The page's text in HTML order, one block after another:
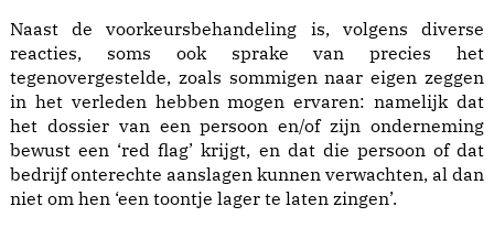
Naast de voorkeursbehandeling is, volgens diverse
reacties, soms ook sprake van precies het
tegenovergestelde, zoals sommigen naar eigen zeggen
in het verleden hebben mogen ervaren: namelijk dat
het dossier van een persoon en/of zijn onderneming
bewust een ‘red flag’ krijgt, en dat die persoon of dat
bedrijf onterechte aanslagen kunnen verwachten, al dan
niet om hen ‘een toontje lager te laten zingen’.